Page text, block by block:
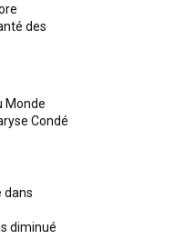
des
Monde
Condé
dans
diminué